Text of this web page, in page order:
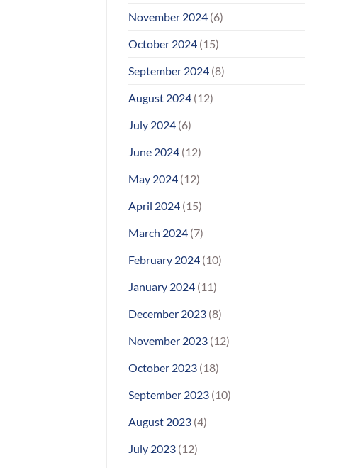
November 2024 (6)
October 2024 (15)
September 2024 (8)
August 2024 (12)
July 2024 (6)
June 2024 (12)
May 2024 (12)
April 2024 (15)
March 2024 (7)
February 2024 (10)
January 2024 (11)
December 2023 (8)
November 2023 (12)
October 2023 (18)
September 2023 (10)
August 2023 (4)
July 2023 (12)